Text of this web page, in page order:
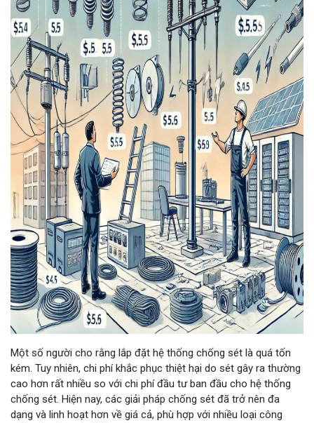
Một số người cho rằng lắp đặt hệ thống chống sét là quá tốn
kém. Tuy nhiên, chi phí khắc phục thiệt hại do sét gây ra thường
cao hơn rất nhiều so với chi phí đầu tư ban đầu cho hệ thống
chống sét. Hiện nay, các giải pháp chống sét đã trở nên đa
dạng và linh hoạt hơn về giá cả, phù hợp với nhiều loại công